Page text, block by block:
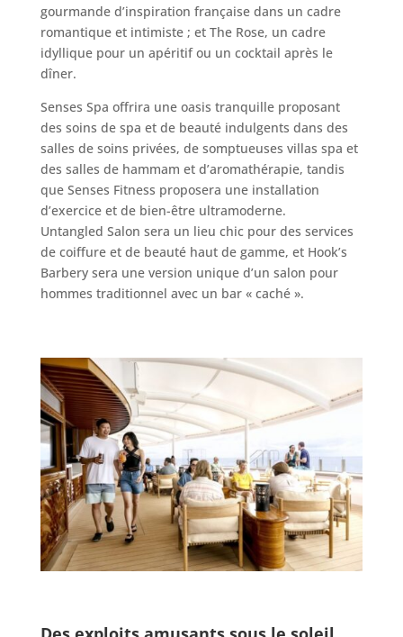
gourmande d’inspiration française dans un cadre
romantique et intimiste ; et The Rose, un cadre
idyllique pour un apéritif ou un cocktail après le
dîner.
Senses Spa offrira une oasis tranquille proposant
des soins de spa et de beauté indulgents dans des
salles de soins privées, de somptueuses villas spa et
des salles de hammam et d’aromathérapie, tandis
que Senses Fitness proposera une installation
d’exercice et de bien-être ultramoderne.
Untangled Salon sera un lieu chic pour des services
de coiffure et de beauté haut de gamme, et Hook’s
Barbery sera une version unique d’un salon pour
hommes traditionnel avec un bar « caché ».